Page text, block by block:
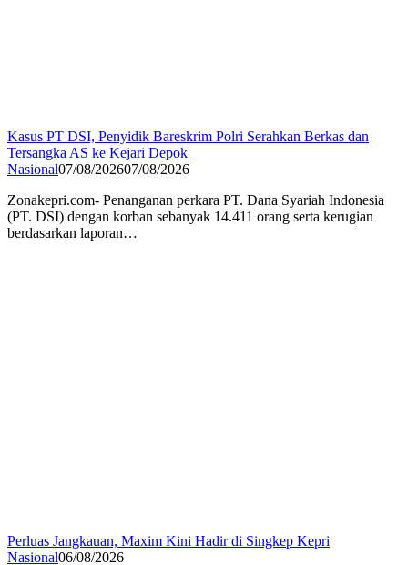
Kasus PT DSI, Penyidik Bareskrim Polri Serahkan Berkas dan
Tersangka AS ke Kejari Depok
Nasional07/08/202607/08/2026
Zonakepri.com- Penanganan perkara PT. Dana Syariah Indonesia
(PT. DSI) dengan korban sebanyak 14.411 orang serta kerugian
berdasarkan laporan…
Perluas Jangkauan, Maxim Kini Hadir di Singkep Kepri
Nasional06/08/2026